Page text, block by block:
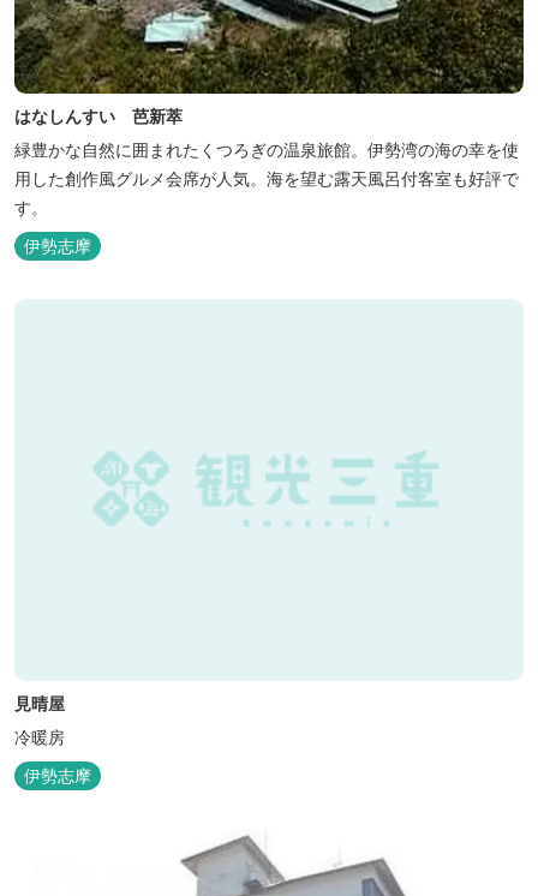
はなしんすい 芭新萃
緑豊かな自然に囲まれたくつろぎの温泉旅館。伊勢湾の海の幸を使
用した創作風グルメ会席が人気。海を望む露天風呂付客室も好評で
す。
伊勢志摩
見晴屋
冷暖房
伊勢志摩